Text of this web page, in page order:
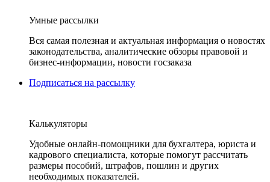
Умные рассылки
Вся самая полезная и актуальная информация о новостях
законодательства, аналитические обзоры правовой и
бизнес-информации, новости госзаказа
Подписаться на рассылку
Калькуляторы
Удобные онлайн-помощники для бухгалтера, юриста и
кадрового специалиста, которые помогут рассчитать
размеры пособий, штрафов, пошлин и других
необходимых показателей.